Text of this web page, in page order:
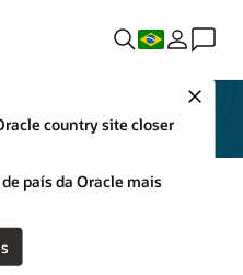
country site closer
país da Oracle mais